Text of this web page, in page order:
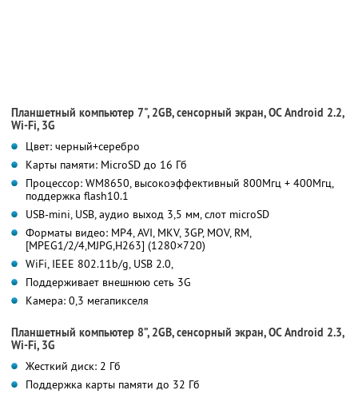
Планшетный компьютер 7", 2GB, сенсорный экран, ОС Android 2.2,
Wi-Fi, 3G
Цвет: черный+серебро
Карты памяти: MicroSD до 16 Гб
Процессор: WM8650, высокоэффективный 800Мгц + 400Мгц,
поддержка flash10.1
USB-mini, USB, аудио выход 3,5 мм, слот microSD
Форматы видео: MP4, AVI, MKV, 3GP, MOV, RM,
[MPEG1/2/4,MJPG,H263] (1280×720)
WiFi, IEEE 802.11b/g, USB 2.0,
Поддерживает внешнюю сеть 3G
Камера: 0,3 мегапикселя
Планшетный компьютер 8”, 2GB, сенсорный экран, ОС Android 2.3,
Wi-Fi, 3G
Жесткий диск: 2 Гб
Поддержка карты памяти до 32 Гб